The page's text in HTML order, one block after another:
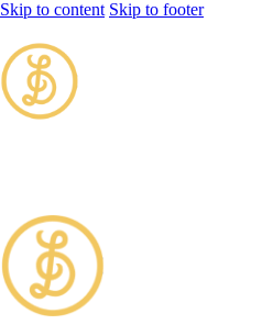
Skip to content Skip to footer